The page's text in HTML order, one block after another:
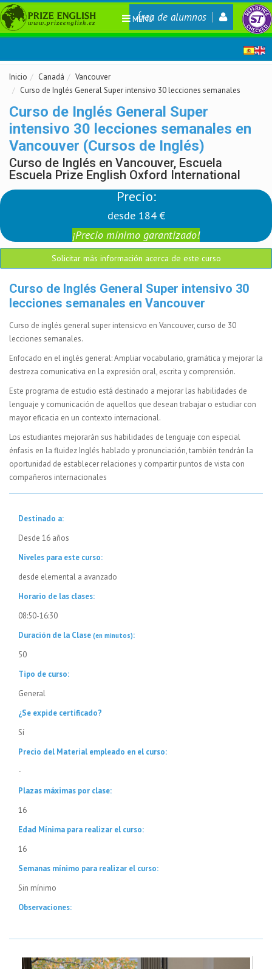
Área de alumnos
MENÚ
Inicio Canadá
Vancouver
Curso de Inglés General Super intensivo 30 lecciones semanales
Curso de Inglés General Super
intensivo 30 lecciones semanales en
Vancouver (Cursos de Inglés)
Curso de Inglés en Vancouver, Escuela
Escuela Prize English Oxford International
Precio:
desde 184 €
¡Precio mínimo garantizado!
Solicitar más información acerca de este curso
Curso de Inglés General Super intensivo 30
lecciones semanales en Vancouver
Curso de inglés general super intensicvo en Vancouver, curso de 30
lecciones semanales.
Enfocado en el inglés general: Ampliar vocabulario, gramática y mejorar la
destreza comunicativa en la expresión oral, escrita y comprensión.
Este programa de estudio está destinado a mejorar las habilidades de
lenguaje y comunicación de aquellos que desean trabajar o estudiar con
mayor eficacia en un contexto internacional.
Los estudiantes mejorarán sus habilidades de lenguaje con especial
énfasis en la fluidez Inglés hablado y pronunciación, también tendrán la
oportunidad de establecer relaciones y compartir puntos de vista con
compañeros internacionales
Destinado a:
Desde 16 años
Niveles para este curso:
desde elemental a avanzado
Horario de las clases:
08:50-16:30
Duración de la Clase (en minutos):
50
Tipo de curso:
General
¿Se expide certificado?
Sí
Precio del Material empleado en el curso:
-
Plazas máximas por clase:
16
Edad Mínima para realizar el curso:
16
Semanas mínimo para realizar el curso:
Sin mínimo
Observaciones: